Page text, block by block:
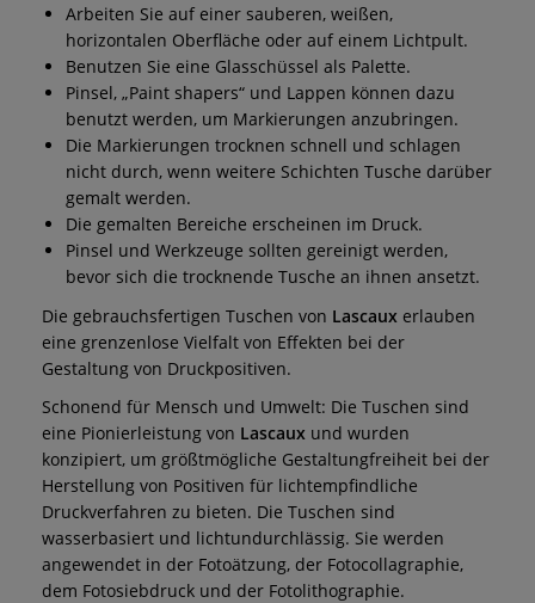
Arbeiten Sie auf einer sauberen, weißen,
horizontalen Oberfläche oder auf einem Lichtpult.
Benutzen Sie eine Glasschüssel als Palette.
Pinsel, „Paint shapers“ und Lappen können dazu
benutzt werden, um Markierungen anzubringen.
Die Markierungen trocknen schnell und schlagen
nicht durch, wenn weitere Schichten Tusche darüber
gemalt werden.
Die gemalten Bereiche erscheinen im Druck.
Pinsel und Werkzeuge sollten gereinigt werden,
bevor sich die trocknende Tusche an ihnen ansetzt.
Die gebrauchsfertigen Tuschen von Lascaux erlauben
eine grenzenlose Vielfalt von Effekten bei der
Gestaltung von Druckpositiven.
Schonend für Mensch und Umwelt: Die Tuschen sind
eine Pionierleistung von Lascaux und wurden
konzipiert, um größtmögliche Gestaltungfreiheit bei der
Herstellung von Positiven für lichtempfindliche
Druckverfahren zu bieten. Die Tuschen sind
wasserbasiert und lichtundurchlässig. Sie werden
angewendet in der Fotoätzung, der Fotocollagraphie,
dem Fotosiebdruck und der Fotolithographie.